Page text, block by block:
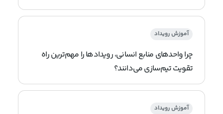
آموزش رویداد
چرا واحدهای منابع انسانی، رویدادها را مهم‌ترین راه
تقویت تیم‌سازی می‌دانند؟
آموزش رویداد